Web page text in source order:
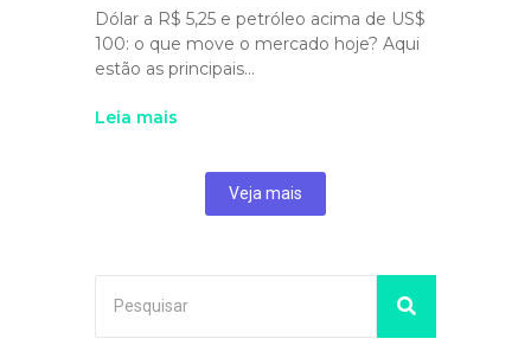
Dólar a R$ 5,25 e petróleo acima de US$
100: o que move o mercado hoje? Aqui
estão as principais...
Leia mais
Veja mais